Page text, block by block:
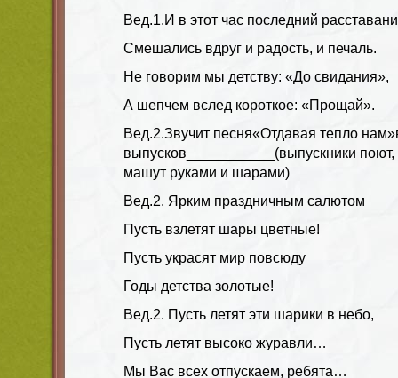
Вед.1.И в этот час последний
Смешались вдруг и радость, и печаль.
Не говорим мы детству: «До свидания»,
А шепчем вслед короткое: «Прощай».
Вед.2.Звучит песня«Отдавая тепло нам»
выпусков___________ (выпускники
машут руками и шарами)
Вед.2. Ярким праздничным салютом
Пусть взлетят шары цветные!
Пусть украсят мир повсюду
Годы детства золотые!
Вед.2. Пусть летят эти шарики в небо,
Пусть летят высоко журавли…
Мы Вас всех отпускаем, ребята…